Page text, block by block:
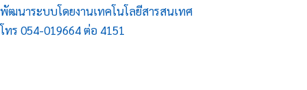
พัฒนาระบบโดยงานเทคโนโลยีสารสนเทศ
โทร 054-019664 ต่อ 4151